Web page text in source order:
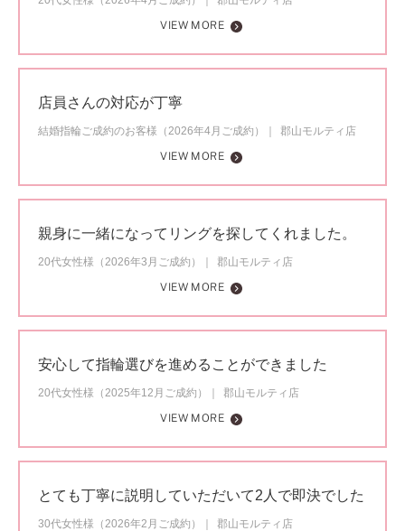
VIEW MORE
店員さんの対応が丁寧
結婚指輪ご成約のお客様（2026年4月ご成約）
郡山モルティ店
VIEW MORE
親身に一緒になってリングを探してくれました。
20代女性様（2026年3月ご成約）
郡山モルティ店
VIEW MORE
安心して指輪選びを進めることができました
20代女性様（2025年12月ご成約）
郡山モルティ店
VIEW MORE
とても丁寧に説明していただいて2人で即決でした
30代女性様（2026年2月ご成約）
郡山モルティ店